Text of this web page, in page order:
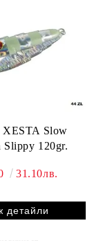
Slow
Slippy 120gr.
31.10лв.
детайли